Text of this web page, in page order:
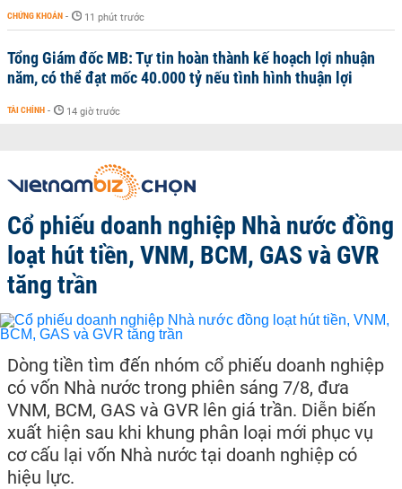
CHỨNG KHOÁN - 11 phút trước
Tổng Giám đốc MB: Tự tin hoàn thành kế hoạch lợi nhuận
năm, có thể đạt mốc 40.000 tỷ nếu tình hình thuận lợi
TÀI CHÍNH - 14 giờ trước
Cổ phiếu doanh nghiệp Nhà nước đồng
loạt hút tiền, VNM, BCM, GAS và GVR
tăng trần
Dòng tiền tìm đến nhóm cổ phiếu doanh nghiệp
có vốn Nhà nước trong phiên sáng 7/8, đưa
VNM, BCM, GAS và GVR lên giá trần. Diễn biến
xuất hiện sau khi khung phân loại mới phục vụ
cơ cấu lại vốn Nhà nước tại doanh nghiệp có
hiệu lực.